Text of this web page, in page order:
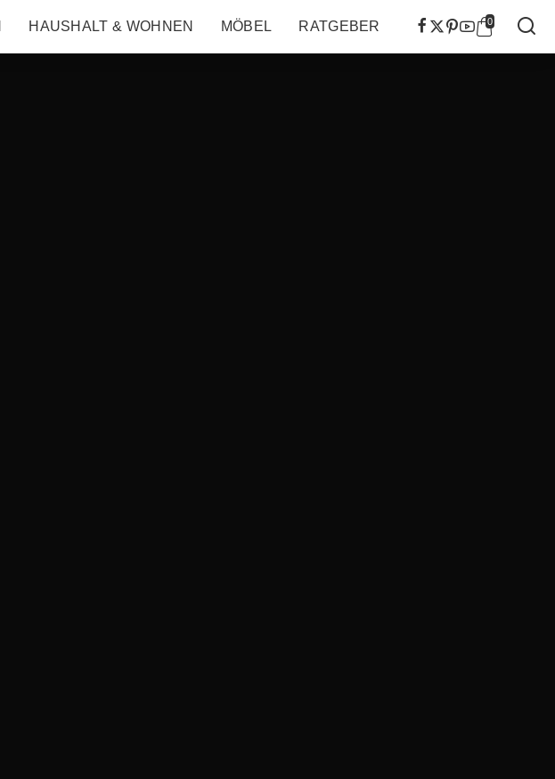
HAUSHALT & WOHNEN MÖBEL RATGEBER 0